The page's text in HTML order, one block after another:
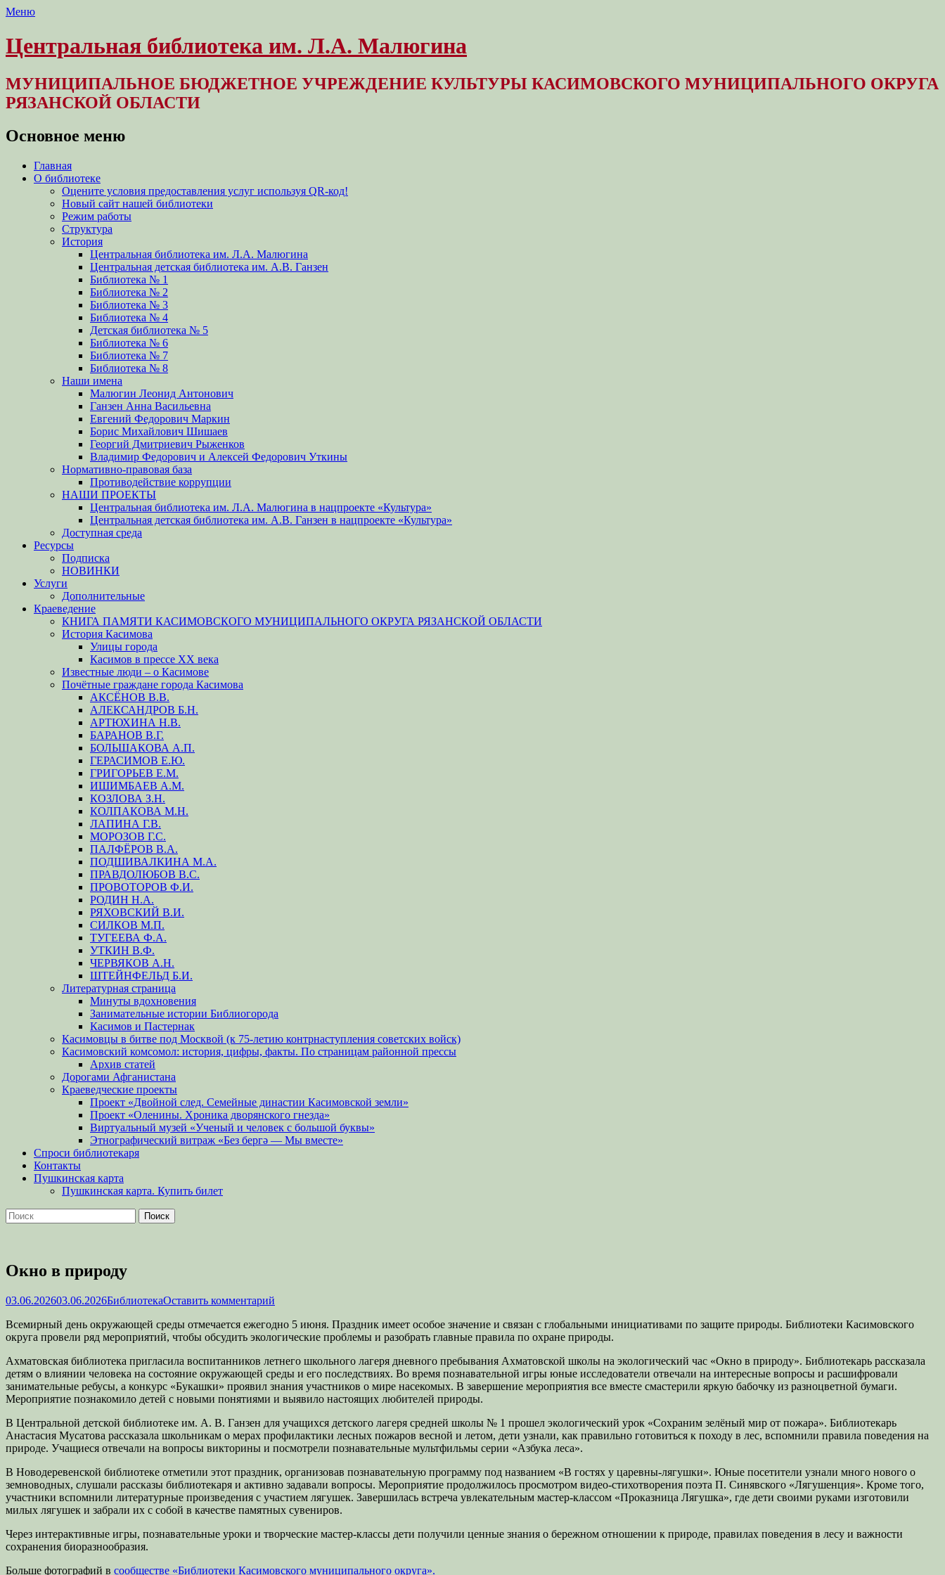
Меню
Центральная библиотека им. Л.А. Малюгина
МУНИЦИПАЛЬНОЕ БЮДЖЕТНОЕ УЧРЕЖДЕНИЕ КУЛЬТУРЫ КАСИМОВСКОГО МУНИЦИПАЛЬНОГО ОКРУГА
РЯЗАНСКОЙ ОБЛАСТИ
Основное меню
Перейти
содержимому
Главная
О библиотеке
Оцените условия предоставления услуг используя QR-код!
Новый сайт нашей библиотеки
Режим работы
Структура
История
Центральная библиотека им. Л.А. Малюгина
Центральная детская библиотека им. А.В. Ганзен
Библиотека № 1
Библиотека № 2
Библиотека № 3
Библиотека № 4
Детская библиотека № 5
Библиотека № 6
Библиотека № 7
Библиотека № 8
Наши имена
Малюгин Леонид Антонович
Ганзен Анна Васильевна
Евгений Федорович Маркин
Борис Михайлович Шишаев
Георгий Дмитриевич Рыженков
Владимир Федорович и Алексей Федорович Уткины
Нормативно-правовая база
Противодействие коррупции
НАШИ ПРОЕКТЫ
Центральная библиотека им. Л.А. Малюгина в нацпроекте «Культура»
Центральная детская библиотека им. А.В. Ганзен в нацпроекте «Культура»
Доступная среда
Ресурсы
Подписка
НОВИНКИ
Услуги
Дополнительные
Краеведение
КНИГА ПАМЯТИ КАСИМОВСКОГО МУНИЦИПАЛЬНОГО ОКРУГА РЯЗАНСКОЙ ОБЛАСТИ
История Касимова
Улицы города
Касимов в прессе XX века
Известные люди – о Касимове
Почётные граждане города Касимова
АКСЁНОВ В.В.
АЛЕКСАНДРОВ Б.Н.
АРТЮХИНА Н.В.
БАРАНОВ В.Г.
БОЛЬШАКОВА А.П.
ГЕРАСИМОВ Е.Ю.
ГРИГОРЬЕВ Е.М.
ИШИМБАЕВ А.М.
КОЗЛОВА З.Н.
КОЛПАКОВА М.Н.
ЛАПИНА Г.В.
МОРОЗОВ Г.С.
ПАЛФЁРОВ В.А.
ПОДШИВАЛКИНА М.А.
ПРАВДОЛЮБОВ В.С.
ПРОВОТОРОВ Ф.И.
РОДИН Н.А.
РЯХОВСКИЙ В.И.
СИЛКОВ М.П.
ТУГЕЕВА Ф.А.
УТКИН В.Ф.
ЧЕРВЯКОВ А.Н.
ШТЕЙНФЕЛЬД Б.И.
Литературная страница
Минуты вдохновения
Занимательные истории Библиогорода
Касимов и Пастернак
Касимовцы в битве под Москвой (к 75-летию контрнаступления советских войск)
Касимовский комсомол: история, цифры, факты. По страницам районной прессы
Архив статей
Дорогами Афганистана
Краеведческие проекты
Проект «Двойной след. Семейные династии Касимовской земли»
Проект «Оленины. Хроника дворянского гнезда»
Виртуальный музей «Ученый и человек с большой буквы»
Этнографический витраж «Без бергə — Мы вместе»
Спроси библиотекаря
Контакты
Пушкинская карта
Пушкинская карта. Купить билет
Поиск
Найти:
Окно в природу
Опубликовано
03.06.202603.06.2026Автор
БиблиотекаОставить комментарий
Всемирный день окружающей среды отмечается ежегодно 5 июня. Праздник имеет особое значение и связан с глобальными инициативами по защите природы. Библиотеки Касимовского
округа провели ряд мероприятий, чтобы обсудить экологические проблемы и разобрать главные правила по охране природы.
Ахматовская библиотека пригласила воспитанников летнего школьного лагеря дневного пребывания Ахматовской школы на экологический час «Окно в природу». Библиотекарь рассказала
детям о влиянии человека на состояние окружающей среды и его последствиях. Во время познавательной игры юные исследователи отвечали на интересные вопросы и расшифровали
занимательные ребусы, а конкурс «Букашки» проявил знания участников о мире насекомых. В завершение мероприятия все вместе смастерили яркую бабочку из разноцветной бумаги.
Мероприятие познакомило детей с новыми понятиями и выявило настоящих любителей природы.
В Центральной детской библиотеке им. А. В. Ганзен для учащихся детского лагеря средней школы № 1 прошел экологический урок «Сохраним зелёный мир от пожара». Библиотекарь
Анастасия Мусатова рассказала школьникам о мерах профилактики лесных пожаров весной и летом, дети узнали, как правильно готовиться к походу в лес, вспомнили правила поведения на
природе. Учащиеся отвечали на вопросы викторины и посмотрели познавательные мультфильмы серии «Азбука леса».
В Новодеревенской библиотеке отметили этот праздник, организовав познавательную программу под названием «В гостях у царевны-лягушки». Юные посетители узнали много нового о
земноводных, слушали рассказы библиотекаря и активно задавали вопросы. Мероприятие продолжилось просмотром видео-стихотворения поэта П. Синявского «Лягушенция». Кроме того,
участники вспомнили литературные произведения с участием лягушек. Завершилась встреча увлекательным мастер-классом «Проказница Лягушка», где дети своими руками изготовили
милых лягушек и забрали их с собой в качестве памятных сувениров.
Через интерактивные игры, познавательные уроки и творческие мастер-классы дети получили ценные знания о бережном отношении к природе, правилах поведения в лесу и важности
сохранения биоразнообразия.
Больше фотографий в сообществе «Библиотеки Касимовского муниципального округа».